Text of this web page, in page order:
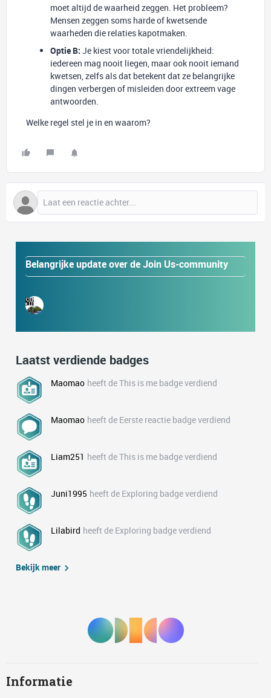
moet altijd de waarheid zeggen. Het probleem?
Mensen zeggen soms harde of kwetsende
waarheden die relaties kapotmaken.
Optie B: Je kiest voor totale vriendelijkheid:
iedereen mag nooit liegen, maar ook nooit iemand
kwetsen, zelfs als dat betekent dat ze belangrijke
dingen verbergen of misleiden door extreem vage
antwoorden.
Welke regel stel je in en waarom?
Belangrijke update over de Join Us-community
Laatst verdiende badges
Maomao heeft de This is me badge verdiend
Maomao heeft de Eerste reactie badge verdiend
Liam251 heeft de This is me badge verdiend
Juni1995 heeft de Exploring badge verdiend
Lilabird heeft de Exploring badge verdiend
Bekijk meer
Informatie